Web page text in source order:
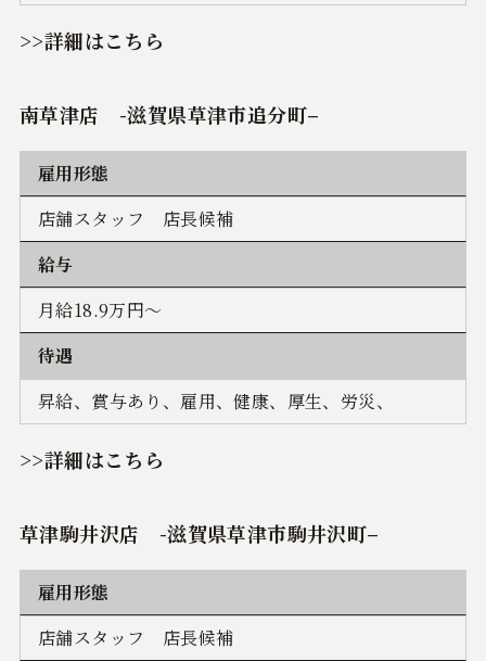
>>詳細はこちら
南草津店 -滋賀県草津市追分町–
雇用形態
店舗スタッフ 店長候補
給与
月給18.9万円～
待遇
昇給、賞与あり、雇用、健康、厚生、労災、
>>詳細はこちら
草津駒井沢店 -滋賀県草津市駒井沢町–
雇用形態
店舗スタッフ 店長候補